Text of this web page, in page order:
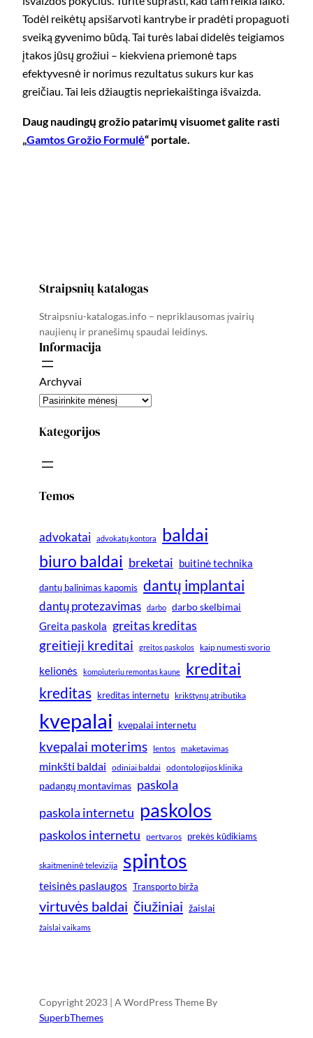
Todėl reikėtų apsišarvoti kantrybe ir pradėti propaguoti
sveiką gyvenimo būdą. Tai turės labai didelės teigiamos
įtakos jūsų grožiui – kiekviena priemonė taps
efektyvesnė ir norimus rezultatus sukurs kur kas
greičiau. Tai leis džiaugtis nepriekaištinga išvaizda.
Daug naudingų grožio patarimų visuomet galite rasti
„Gamtos Grožio Formulė“ portale.
Straipsnių katalogas
Straipsniu-katalogas.info – nepriklausomas įvairių
naujienų ir pranešimų spaudai leidinys.
Informacija
Archyvai
Kategorijos
Temos
advokatai advokatų kontora baldai
biuro baldai breketai buitinė technika
dantų balinimas kapomis dantų implantai
dantų protezavimas darbo darbo skelbimai
Greita paskola greitas kreditas
greitieji kreditai greitos paskolos kaip numesti svorio
kelionės kompiuteriu remontas kaune kreditai
kreditas kreditas internetu krikštynų atributika
kvepalai kvepalai internetu
kvepalai moterims lentos maketavimas
minkšti baldai odiniai baldai odontologijos klinika
padangų montavimas paskola
paskola internetu paskolos
paskolos internetu pertvaros prekės kūdikiams
skaitmeninė televizija spintos
teisinės paslaugos Transporto birža
virtuvės baldai čiužiniai žaislai
žaislai vaikams
Copyright 2023 | A WordPress Theme By
SuperbThemes